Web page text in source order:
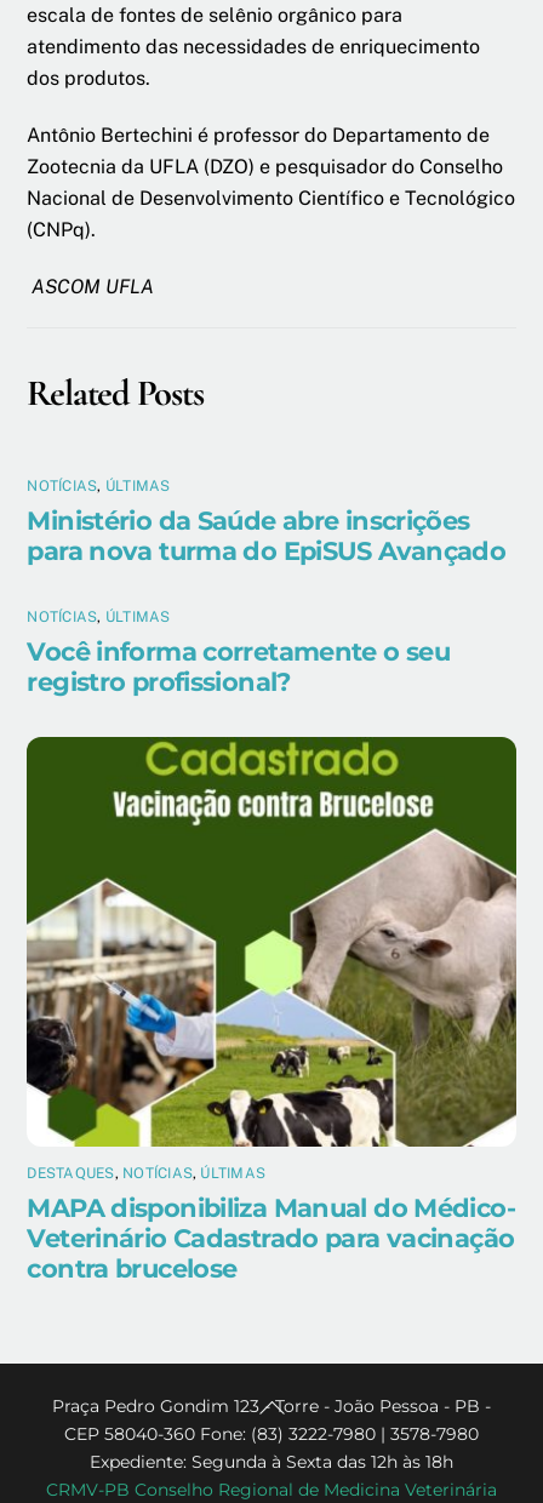
escala de fontes de selênio orgânico para
atendimento das necessidades de enriquecimento
dos produtos.
Antônio Bertechini é professor do Departamento de
Zootecnia da UFLA (DZO) e pesquisador do Conselho
Nacional de Desenvolvimento Científico e Tecnológico
(CNPq).
ASCOM UFLA
Related Posts
NOTÍCIAS, ÚLTIMAS
Ministério da Saúde abre inscrições
para nova turma do EpiSUS Avançado
NOTÍCIAS, ÚLTIMAS
Você informa corretamente o seu
registro profissional?
DESTAQUES, NOTÍCIAS, ÚLTIMAS
MAPA disponibiliza Manual do Médico-
Veterinário Cadastrado para vacinação
contra brucelose
Back
To
Top
Praça Pedro Gondim 123 - Torre - João Pessoa - PB -
CEP 58040-360 Fone: (83) 3222-7980 | 3578-7980
Expediente: Segunda à Sexta das 12h às 18h
CRMV-PB Conselho Regional de Medicina Veterinária